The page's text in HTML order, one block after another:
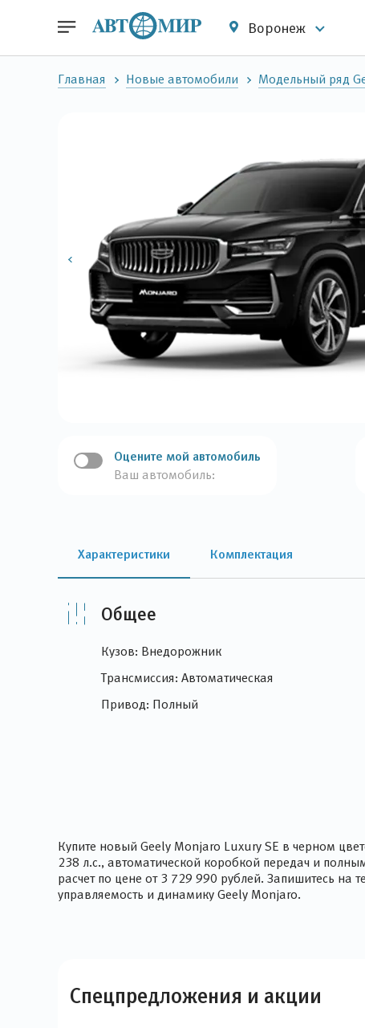
Воронеж
Главная Новые автомобили Модельный ряд
Оцените мой автомобиль
Ваш автомобиль:
Характеристики Комплектация
Общее
Кузов: Внедорожник
Трансмиссия: Автоматическая
Привод: Полный
Купите новый Geely Monjaro Luxury SE в черном
238 л.с., автоматической коробкой передач и
расчет по цене от 3 729 990 рублей. Запишитесь
управляемость и динамику Geely Monjaro.
Спецпредложения и акции